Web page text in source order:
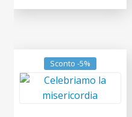
Sconto -5%